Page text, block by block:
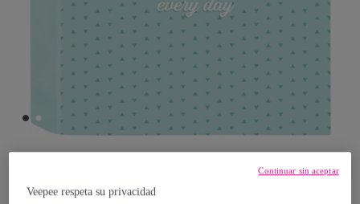
Blackfit8
Veepee respeta su privacidad
Continuar sin aceptar